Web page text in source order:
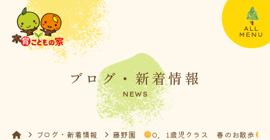
ALL
MENU
ブログ・新着情報
NEWS
ブログ・新着情報 藤野園 0，1歳児クラス 春のお散歩